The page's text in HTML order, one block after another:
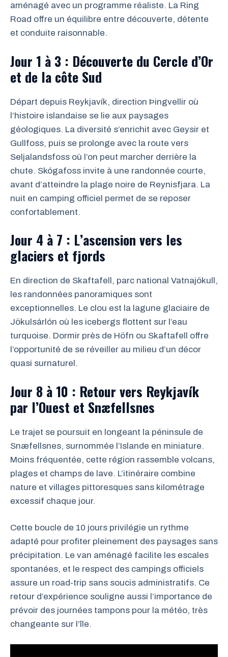
aménagé avec un programme réaliste. La Ring
Road offre un équilibre entre découverte, détente
et conduite raisonnable.
Jour 1 à 3 : Découverte du Cercle d’Or
et de la côte Sud
Départ depuis Reykjavík, direction Þingvellir où
l’histoire islandaise se lie aux paysages
géologiques. La diversité s’enrichit avec Geysir et
Gullfoss, puis se prolonge avec la route vers
Seljalandsfoss où l’on peut marcher derrière la
chute. Skógafoss invite à une randonnée courte,
avant d’atteindre la plage noire de Reynisfjara. La
nuit en camping officiel permet de se reposer
confortablement.
Jour 4 à 7 : L’ascension vers les
glaciers et fjords
En direction de Skaftafell, parc national Vatnajökull,
les randonnées panoramiques sont
exceptionnelles. Le clou est la lagune glaciaire de
Jökulsárlón où les icebergs flottent sur l’eau
turquoise. Dormir près de Höfn ou Skaftafell offre
l’opportunité de se réveiller au milieu d’un décor
quasi surnaturel.
Jour 8 à 10 : Retour vers Reykjavík
par l’Ouest et Snæfellsnes
Le trajet se poursuit en longeant la péninsule de
Snæfellsnes, surnommée l’Islande en miniature.
Moins fréquentée, cette région rassemble volcans,
plages et champs de lave. L’itinéraire combine
nature et villages pittoresques sans kilométrage
excessif chaque jour.
Cette boucle de 10 jours privilégie un rythme
adapté pour profiter pleinement des paysages sans
précipitation. Le van aménagé facilite les escales
spontanées, et le respect des campings officiels
assure un road-trip sans soucis administratifs. Ce
retour d’expérience souligne aussi l’importance de
prévoir des journées tampons pour la météo, très
changeante sur l’île.